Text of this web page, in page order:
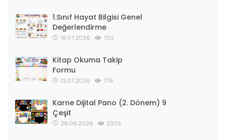
1.Sınıf Hayat Bilgisi Genel
Değerlendirme
19.07.2026 702
Kitap Okuma Takip
Formu
12.07.2026 779
Karne Dijital Pano (2. Dönem) 9
Çeşit
26.06.2026 3303